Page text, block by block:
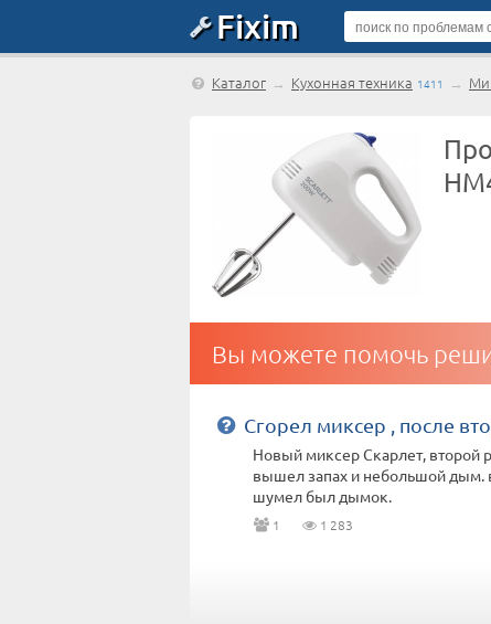
Fixim
Каталог → Кухонная техника 1411 →
Вы можете помочь
Сгорел миксер , после
Новый миксер Скарлет, второй
вышел запах и небольшой дым.
шумел был дымок.
1 1 283